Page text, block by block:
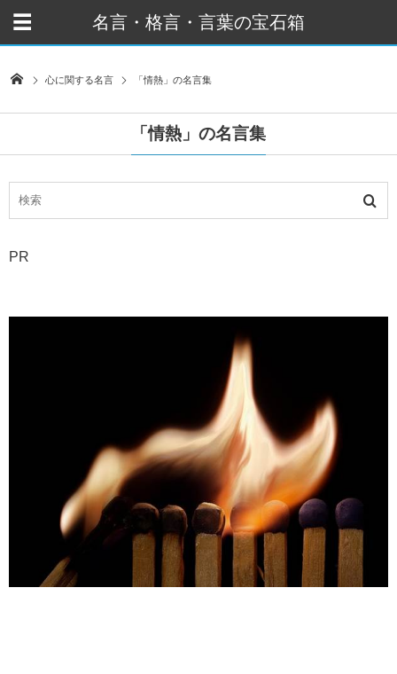
名言・格言・言葉の宝石箱
心に関する名言 「情熱」の名言集
「情熱」の名言集
PR